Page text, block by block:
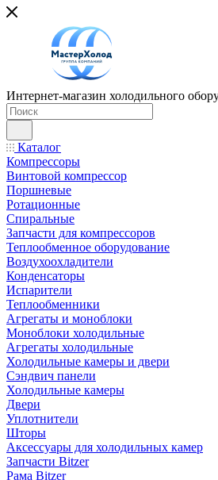
Интернет-магазин холодильного
Каталог
Компрессоры
Винтовой компрессор
Поршневые
Ротационные
Спиральные
Запчасти для компрессоров
Теплообменное оборудование
Воздухоохладители
Конденсаторы
Испарители
Теплообменники
Агрегаты и моноблоки
Моноблоки холодильные
Агрегаты холодильные
Холодильные камеры и двери
Сэндвич панели
Холодильные камеры
Двери
Уплотнители
Шторы
Аксессуары для холодильных камер
Запчасти Bitzer
Рама Bitzer